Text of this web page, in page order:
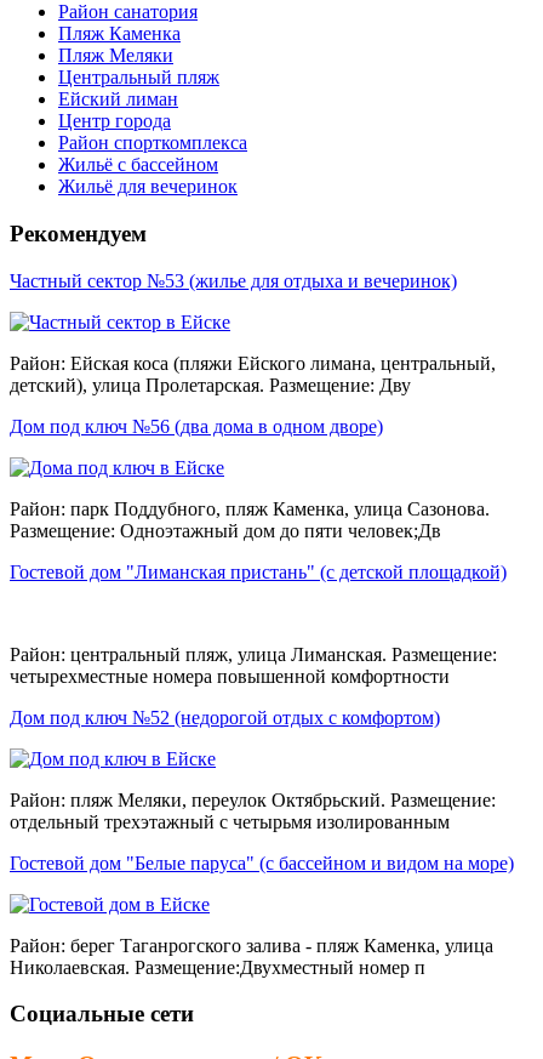
Район санатория
Пляж Каменка
Пляж Меляки
Центральный пляж
Ейский лиман
Центр города
Район спорткомплекса
Жильё с бассейном
Жильё для вечеринок
Рекомендуем
Частный сектор №53 (жилье для отдыха и вечеринок)
Район: Ейская коса (пляжи Ейского лимана, центральный,
детский), улица Пролетарская. Размещение: Дву
Дом под ключ №56 (два дома в одном дворе)
Район: парк Поддубного, пляж Каменка, улица Сазонова.
Размещение: Одноэтажный дом до пяти человек;Дв
Гостевой дом "Лиманская пристань" (с детской площадкой)
Район: центральный пляж, улица Лиманская. Размещение:
четырехместные номера повышенной комфортности
Дом под ключ №52 (недорогой отдых с комфортом)
Район: пляж Меляки, переулок Октябрьский. Размещение:
отдельный трехэтажный с четырьмя изолированным
Гостевой дом "Белые паруса" (с бассейном и видом на море)
Район: берег Таганрогского залива - пляж Каменка, улица
Николаевская. Размещение:Двухместный номер п
Социальные сети